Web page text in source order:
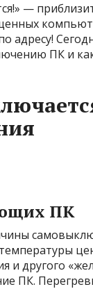
—
адресу!
ПК и
ПК
и другого
ПК.